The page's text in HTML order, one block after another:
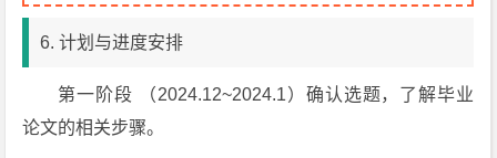
6. 计划与进度安排
第一阶段 （2024.12~2024.1）确认选题，了解毕业
论文的相关步骤。